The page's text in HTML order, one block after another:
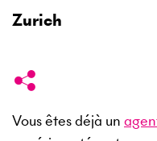
Zurich
Vous êtes déjà un